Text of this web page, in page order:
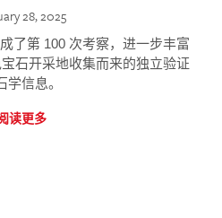
28, 2025
了第 100 次考察，进一步丰富
石开采地收集而来的独立验证
学信息。
读更多